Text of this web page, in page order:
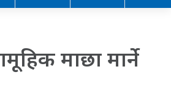
माछा मार्ने